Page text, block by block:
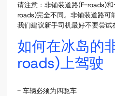
请注意：非铺装道路(F-roads)
roads)完全不同。非铺装道路可
我们建议新手司机最好不要尝试
如何在冰岛的
roads)上驾驶
- 车辆必须为四驱车